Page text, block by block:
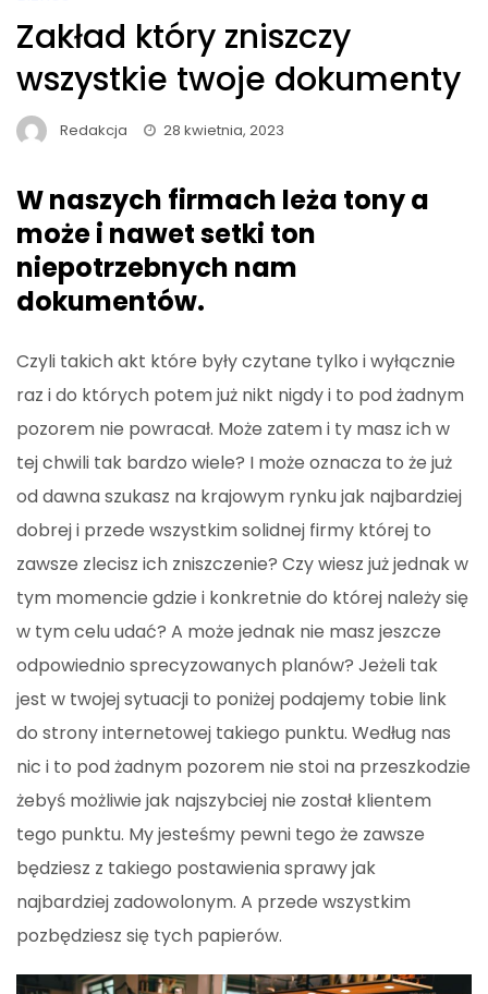
Zakład który zniszczy
wszystkie twoje dokumenty
Redakcja 28 kwietnia, 2023
W naszych firmach leża tony a
może i nawet setki ton
niepotrzebnych nam
dokumentów.
Czyli takich akt które były czytane tylko i wyłącznie
raz i do których potem już nikt nigdy i to pod żadnym
pozorem nie powracał. Może zatem i ty masz ich w
tej chwili tak bardzo wiele? I może oznacza to że już
od dawna szukasz na krajowym rynku jak najbardziej
dobrej i przede wszystkim solidnej firmy której to
zawsze zlecisz ich zniszczenie? Czy wiesz już jednak w
tym momencie gdzie i konkretnie do której należy się
w tym celu udać? A może jednak nie masz jeszcze
odpowiednio sprecyzowanych planów? Jeżeli tak
jest w twojej sytuacji to poniżej podajemy tobie link
do strony internetowej takiego punktu. Według nas
nic i to pod żadnym pozorem nie stoi na przeszkodzie
żebyś możliwie jak najszybciej nie został klientem
tego punktu. My jesteśmy pewni tego że zawsze
będziesz z takiego postawienia sprawy jak
najbardziej zadowolonym. A przede wszystkim
pozbędziesz się tych papierów.